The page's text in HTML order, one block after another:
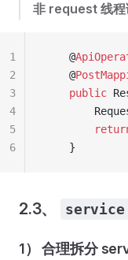
非 request 线程
    @
    @
    public
    }
1
2
3
4
5
6
2.3、 service
1） 合理拆分